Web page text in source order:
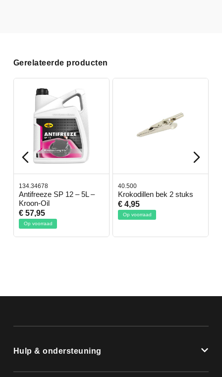
Gerelateerde producten
134.34678
Antifreeze SP 12 – 5L –
Kroon-Oil
€ 57,95
Op voorraad
40.500
Krokodillen bek 2 stuks
€ 4,95
Op voorraad
Hulp & ondersteuning